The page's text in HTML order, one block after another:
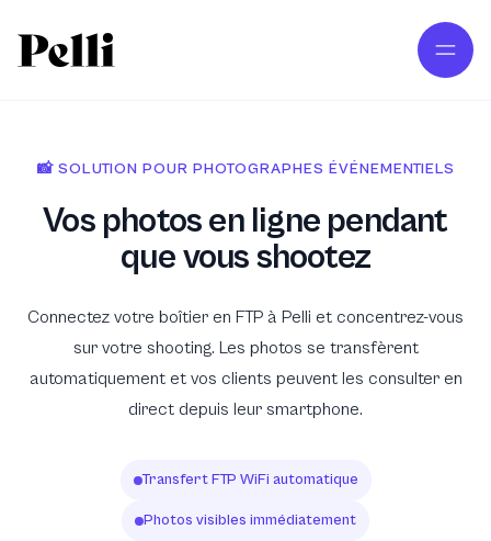
📸 SOLUTION POUR PHOTOGRAPHES ÉVÉNEMENTIELS
Vos photos en ligne pendant
que vous shootez
Connectez votre boîtier en FTP à Pelli et concentrez-vous
sur votre shooting. Les photos se transfèrent
automatiquement et vos clients peuvent les consulter en
direct depuis leur smartphone.
Transfert FTP WiFi automatique
Photos visibles immédiatement